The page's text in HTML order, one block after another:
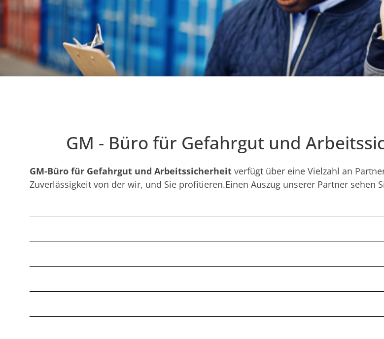
GM - Büro für Gefahrgut und
GM-Büro für Gefahrgut und Arbeitssicherheit verfügt über eine Vielzahl an
Zuverlässigkeit von der wir, und Sie profitieren.Einen Auszug unserer Partner sehen